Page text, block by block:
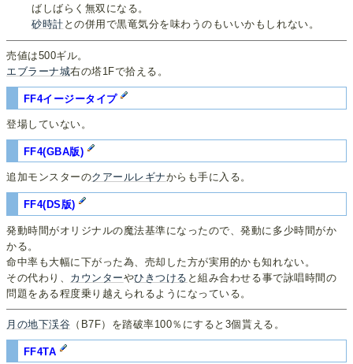
ばしばらく無双になる。
砂時計 との併用で黒竜気分を味わうのもいいかもしれない。
売値は500ギル。
エブラーナ城右の塔1Fで拾える。
FF4イージータイプ
登場していない。
FF4(GBA版)
追加モンスターのクアールレギナからも手に入る。
FF4(DS版)
発動時間がオリジナルの魔法基準になったので、発動に多少時間がか
かる。
命中率も大幅に下がった為、売却した方が実用的かも知れない。
その代わり、 カウンターやひきつける と組み合わせる事で詠唱時間の
問題をある程度乗り越えられるようになっている。
月の地下渓谷 （B7F）を踏破率100％にすると3個貰える。
FF4TA